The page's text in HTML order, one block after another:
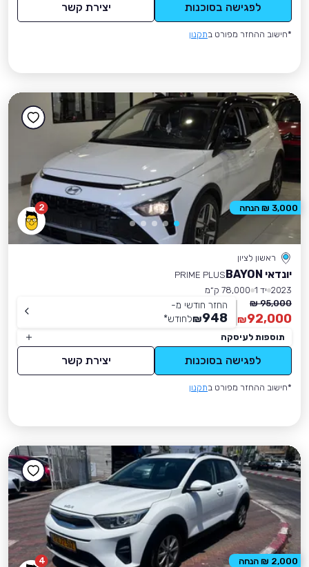
לפגישה בסוכנות יצירת קשר
*חישוב ההחזר מפורט בתקנון
2
ראשון לציון
יונדאי BAYON
PRIME PLUS
2023 יד 1
78,000 ק״מ
95,000 ₪
92,000
₪
החזר חודשי מ-
948
₪לחודש*
תוספות לעיסקה
לפגישה בסוכנות יצירת קשר
*חישוב ההחזר מפורט בתקנון
3,000 ₪ הנחה
4 2,000 ₪ הנחה